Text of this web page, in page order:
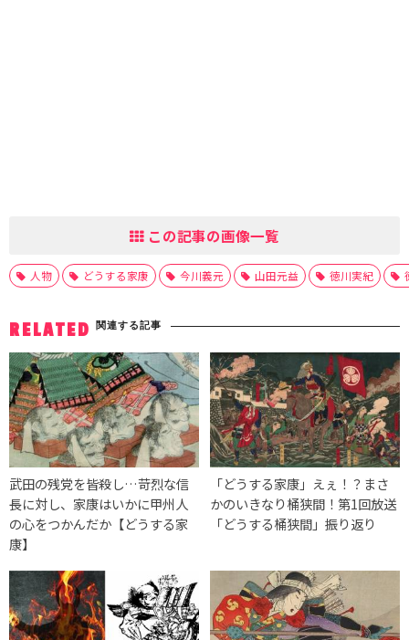
この記事の画像一覧
人物 どうする家康 今川義元 山田元益 徳川実紀
RELATED 関連する記事
武田の残党を皆殺し…苛烈な信
長に対し、家康はいかに甲州人
の心をつかんだか【どうする家
康】
「どうする家康」えぇ！？まさ
かのいきなり桶狭間！第1回放送
「どうする桶狭間」振り返り